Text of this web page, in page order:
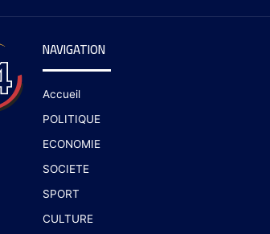
NAVIGATION
Accueil
POLITIQUE
ECONOMIE
SOCIETE
SPORT
CULTURE